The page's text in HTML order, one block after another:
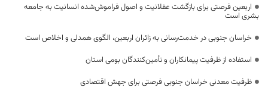
اربعین فرصتی برای بازگشت عقلانیت و اصول فراموش‌شده انسانیت به جامعه
بشری است
خراسان جنوبی در خدمت‌رسانی به زائران اربعین، الگوی همدلی و اخلاص است
استفاده از ظرفیت پیمانکاران و تأمین‌کنندگان بومی استان
ظرفیت معدنی خراسان جنوبی فرصتی برای جهش اقتصادی